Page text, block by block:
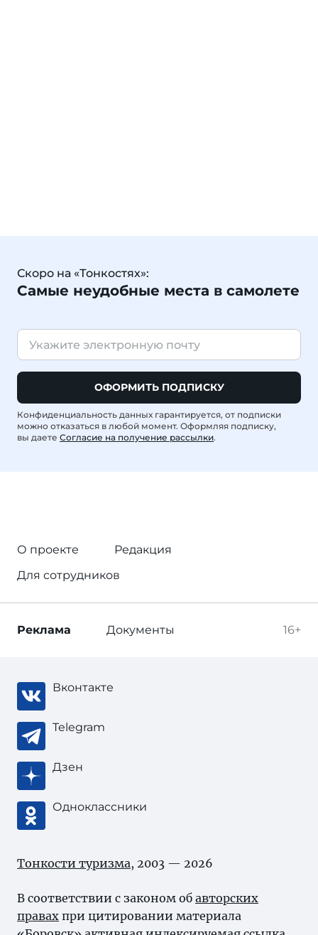
Скоро на «Тонкостях»:
Самые неудобные места в самолете
ОФОРМИТЬ ПОДПИСКУ
Конфиденциальность данных гарантируется, от подписки
можно отказаться в любой момент. Оформляя подписку,
вы даете Согласие на получение рассылки.
О проекте
Редакция
Для сотрудников
16+
Реклама Документы
Вконтакте
Telegram
Дзен
Одноклассники
Тонкости туризма, 2003 — 2026
В соответствии с законом об авторских
правах при цитировании материала